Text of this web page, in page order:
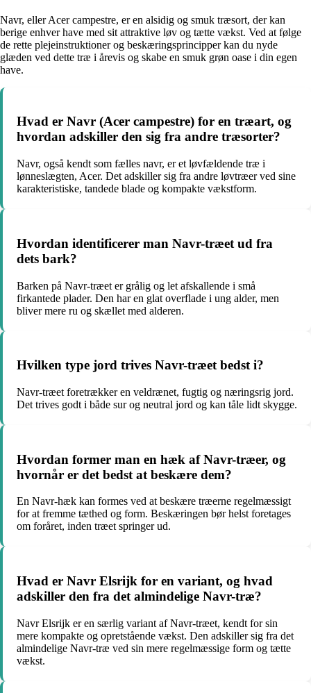
Navr, eller Acer campestre, er en alsidig og smuk træsort, der kan
berige enhver have med sit attraktive løv og tætte vækst. Ved at følge
de rette plejeinstruktioner og beskæringsprincipper kan du nyde
glæden ved dette træ i årevis og skabe en smuk grøn oase i din egen
have.
Hvad er Navr (Acer campestre) for en træart, og
hvordan adskiller den sig fra andre træsorter?
Navr, også kendt som fælles navr, er et løvfældende træ i
lønneslægten, Acer. Det adskiller sig fra andre løvtræer ved sine
karakteristiske, tandede blade og kompakte vækstform.
Hvordan identificerer man Navr-træet ud fra
dets bark?
Barken på Navr-træet er grålig og let afskallende i små
firkantede plader. Den har en glat overflade i ung alder, men
bliver mere ru og skællet med alderen.
Hvilken type jord trives Navr-træet bedst i?
Navr-træet foretrækker en veldrænet, fugtig og næringsrig jord.
Det trives godt i både sur og neutral jord og kan tåle lidt skygge.
Hvordan former man en hæk af Navr-træer, og
hvornår er det bedst at beskære dem?
En Navr-hæk kan formes ved at beskære træerne regelmæssigt
for at fremme tæthed og form. Beskæringen bør helst foretages
om foråret, inden træet springer ud.
Hvad er Navr Elsrijk for en variant, og hvad
adskiller den fra det almindelige Navr-træ?
Navr Elsrijk er en særlig variant af Navr-træet, kendt for sin
mere kompakte og opretstående vækst. Den adskiller sig fra det
almindelige Navr-træ ved sin mere regelmæssige form og tætte
vækst.